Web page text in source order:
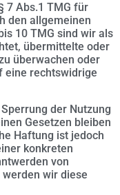
7 Abs.1 TMG für
den allgemeinen
10 TMG sind wir als
übermittelte oder
überwachen oder
eine rechtswidrige
der Nutzung
Gesetzen bleiben
Haftung ist jedoch
konkreten
von
wir diese